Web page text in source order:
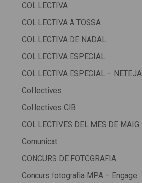
COL·LECTIVA
COL·LECTIVA A TOSSA
COL·LECTIVA DE NADAL
COL·LECTIVA ESPECIAL
COL·LECTIVA ESPECIAL – NETEJA
Col·lectives
Col·lectives CIB
COL·LECTIVES DEL MES DE MAIG
Comunicat
CONCURS DE FOTOGRAFIA
Concurs fotografia MPA – Engage